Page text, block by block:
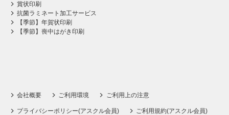
賞状印刷
抗菌ラミネート加工サービス
【季節】年賀状印刷
【季節】喪中はがき印刷
会社概要 ご利用環境 ご利用上の注意
プライバシーポリシー(アスクル会員) ご利用規約(アスクル会員)